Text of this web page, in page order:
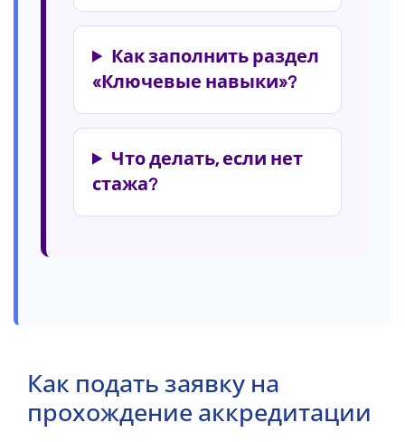
Как заполнить раздел
«Ключевые навыки»?
Что делать, если нет
стажа?
Как подать заявку на
прохождение аккредитации